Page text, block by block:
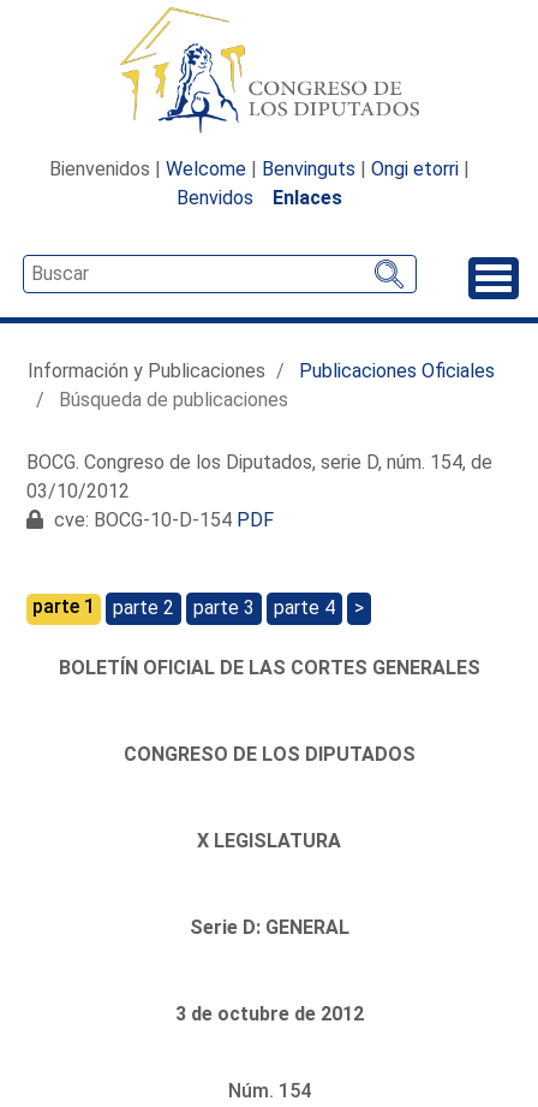
Bienvenidos | Welcome | Benvinguts | Ongi etorri |
Benvidos
Enlaces
Información y Publicaciones
Publicaciones Oficiales
Búsqueda de publicaciones
BOCG. Congreso de los Diputados, serie D, núm. 154, de
03/10/2012
cve: BOCG-10-D-154 PDF
parte 1 parte 2 parte 3 parte 4 >
BOLETÍN OFICIAL DE LAS CORTES GENERALES
CONGRESO DE LOS DIPUTADOS
X LEGISLATURA
Serie D: GENERAL
3 de octubre de 2012
Núm. 154